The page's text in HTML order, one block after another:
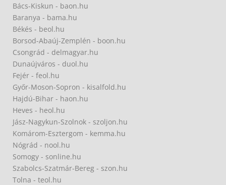
Bács-Kiskun - baon.hu
Baranya - bama.hu
Békés - beol.hu
Borsod-Abaúj-Zemplén - boon.hu
Csongrád - delmagyar.hu
Dunaújváros - duol.hu
Fejér - feol.hu
Győr-Moson-Sopron - kisalfold.hu
Hajdú-Bihar - haon.hu
Heves - heol.hu
Jász-Nagykun-Szolnok - szoljon.hu
Komárom-Esztergom - kemma.hu
Nógrád - nool.hu
Somogy - sonline.hu
Szabolcs-Szatmár-Bereg - szon.hu
Tolna - teol.hu